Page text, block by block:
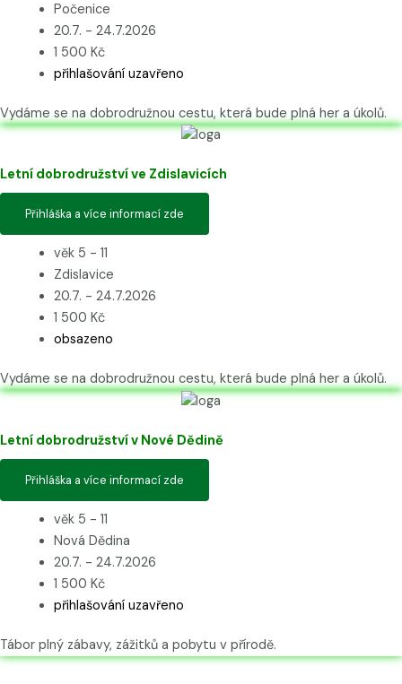
Počenice
20.7. - 24.7.2026
1 500 Kč
přihlašování uzavřeno
Vydáme se na dobrodružnou cestu, která bude plná her a úkolů.
Letní dobrodružství ve Zdislavicích
Přihláška a více informací zde
věk 5 - 11
Zdislavice
20.7. - 24.7.2026
1 500 Kč
obsazeno
Vydáme se na dobrodružnou cestu, která bude plná her a úkolů.
Letní dobrodružství v Nové Dědině
Přihláška a více informací zde
věk 5 - 11
Nová Dědina
20.7. - 24.7.2026
1 500 Kč
přihlašování uzavřeno
Tábor plný zábavy, zážitků a pobytu v přírodě.